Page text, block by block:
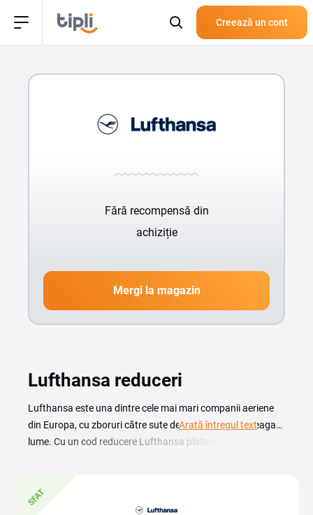
Creează un cont
Fără recompensă din
achiziție
Mergi la magazin
Lufthansa reduceri
Lufthansa este una dintre cele mai mari companii aeriene
din Europa, cu zboruri către sute de destinații din întreaga
lume. Cu un cod reducere Lufthansa plătești mai puțin
rezervare găsești direct pe site-ul companiei. Pe această
pagină găsești codurile de reducere și promoțiile actuale
Arată întregul text
SFAT